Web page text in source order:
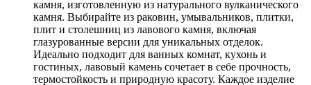
камня, изготовленную из натурального вулканического
камня. Выбирайте из раковин, умывальников, плитки,
плит и столешниц из лавового камня, включая
глазурованные версии для уникальных отделок.
Идеально подходит для ванных комнат, кухонь и
гостиных, лавовый камень сочетает в себе прочность,
термостойкость и природную красоту. Каждое изделие